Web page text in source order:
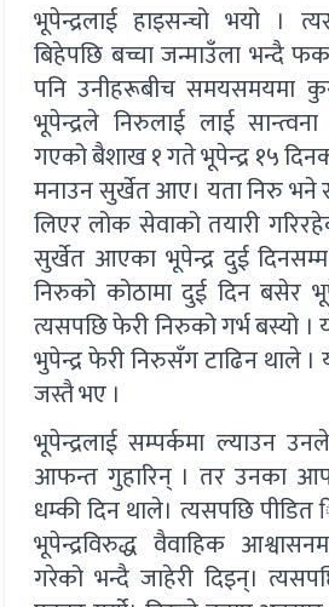
भूपेन्द्रलाई हाइसन्चो भयो ।
बिहेपछि बच्चा जन्माउँला भन्दै
पनि उनीहरूबीच समयसमयमा
भूपेन्द्रले निरुलाई लाई
गएको बैशाख १ गते भूपेन्द्र १५
मनाउन सुर्खेत आए। यता निरु भने
लिएर लोक सेवाको तयारी
सुर्खेत आएका भूपेन्द्र दुई
निरुको कोठामा दुई दिन बसेर
त्यसपछि फेरी निरुको गर्भ बस्यो ।
भुपेन्द्र फेरी निरुसँग टाढिन थाले
जस्तै भए ।
भूपेन्द्रलाई सम्पर्कमा ल्याउन
आफन्त गुहारिन् । तर उनका
धम्की दिन थाले। त्यसपछि
भूपेन्द्रविरुद्ध वैवाहिक
गरेको भन्दै जाहेरी दिइन्।